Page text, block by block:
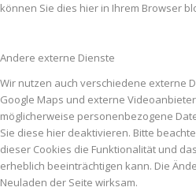
können Sie dies hier in Ihrem Browser
Andere externe Dienste
Wir nutzen auch verschiedene externe
Google Maps und externe
möglicherweise personenbezogene
Sie diese hier deaktivieren. Bitte
dieser Cookies die Funktionalität und
erheblich beeinträchtigen kann. Die
Neuladen der Seite wirksam.